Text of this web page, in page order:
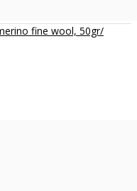
fine wool, 50gr/